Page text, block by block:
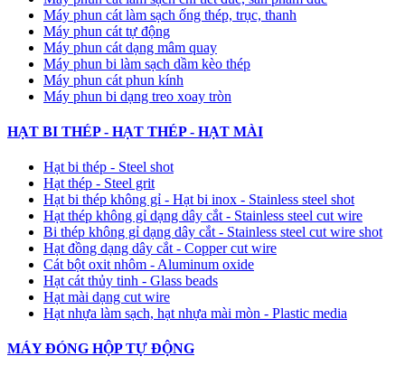
Máy phun cát làm sạch ống thép, trục, thanh
Máy phun cát tự động
​Máy phun cát dạng mâm quay
Máy phun bi làm sạch dầm kèo thép
Máy phun cát phun kính
Máy phun bi dạng treo xoay tròn
HẠT BI THÉP - HẠT THÉP - HẠT MÀI
Hạt bi thép - Steel shot
Hạt thép - Steel grit
Hạt bi thép không gỉ - Hạt bi inox - Stainless steel shot
Hạt thép không gỉ dạng dây cắt - Stainless steel cut wire
Bi thép không gỉ dạng dây cắt - Stainless steel cut wire shot
Hạt đồng dạng dây cắt - Copper cut wire
Cát bột oxit nhôm - Aluminum oxide
Hạt cát thủy tinh - Glass beads
Hạt mài dạng cut wire
Hạt nhựa làm sạch, hạt nhựa mài mòn - Plastic media
MÁY ĐÓNG HỘP TỰ ĐỘNG